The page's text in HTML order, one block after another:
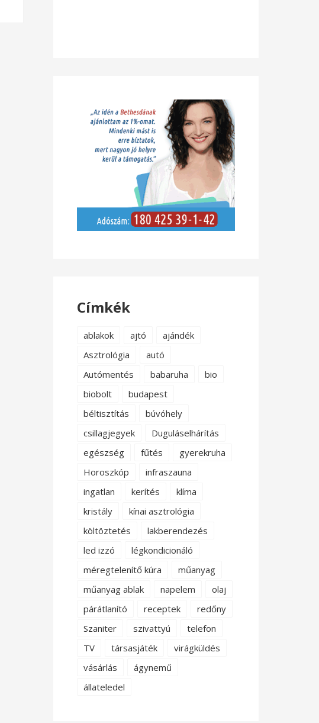
Címkék
ablakok ajtó
ajándék
Asztrológia
autó
Autómentés
babaruha
bio
biobolt
budapest
béltisztítás
búvóhely
csillagjegyek
Duguláselhárítás
egészség
fűtés
gyerekruha
Horoszkóp
infraszauna
ingatlan
kerítés
klíma
kristály
kínai asztrológia
költöztetés
lakberendezés
led izzó
légkondicionáló
méregtelenítő kúra
műanyag
műanyag ablak
napelem
olaj
párátlanító
receptek
redőny
Szaniter
szivattyú
telefon
TV
társasjáték
virágküldés
vásárlás
ágynemű
állateledel